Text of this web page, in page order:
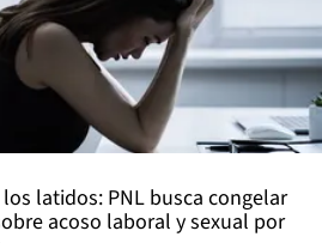
los latidos: PNL busca congelar
acoso laboral y sexual por